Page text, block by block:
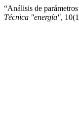
“Análisis de
Técnica "energía",